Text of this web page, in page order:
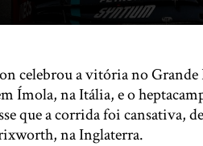
celebrou a vitória no
Ímola, na Itália, e o
que a corrida foi cansativa,
na Inglaterra.